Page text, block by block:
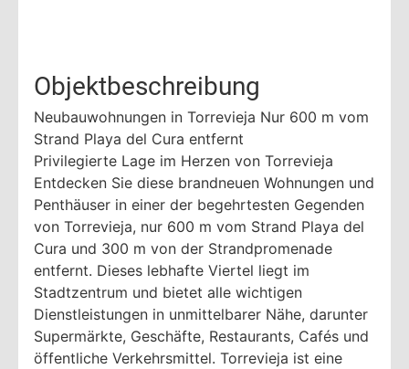
Objektbeschreibung
Neubauwohnungen in Torrevieja Nur 600 m vom
Strand Playa del Cura entfernt
Privilegierte Lage im Herzen von Torrevieja
Entdecken Sie diese brandneuen Wohnungen und
Penthäuser in einer der begehrtesten Gegenden
von Torrevieja, nur 600 m vom Strand Playa del
Cura und 300 m von der Strandpromenade
entfernt. Dieses lebhafte Viertel liegt im
Stadtzentrum und bietet alle wichtigen
Dienstleistungen in unmittelbarer Nähe, darunter
Supermärkte, Geschäfte, Restaurants, Cafés und
öffentliche Verkehrsmittel. Torrevieja ist eine